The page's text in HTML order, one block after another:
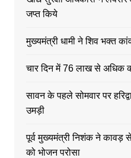
जप्त किये
मुख्यमंत्री धामी ने शिव भक्त
चार दिन में 76 लाख से अधिक
सावन के पहले सोमवार पर
उमड़ी
पूर्व मुख्यमंत्री निशंक ने कावड़
को भोजन परोसा